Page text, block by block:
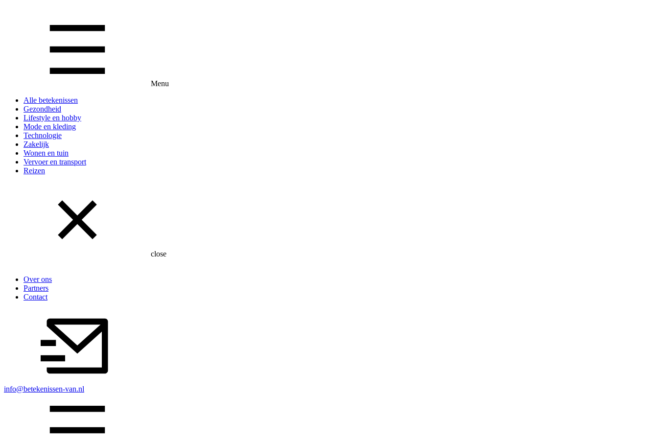
Menu
Alle betekenissen
Gezondheid
Lifestyle en hobby
Mode en kleding
Technologie
Zakelijk
Wonen en tuin
Vervoer en transport
Reizen
close
Over ons
Partners
Contact
info@betekenissen-van.nl